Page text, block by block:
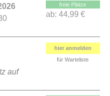
freie Plätze
ab: 44,99 €
auf
hier anmelden
für Warteliste